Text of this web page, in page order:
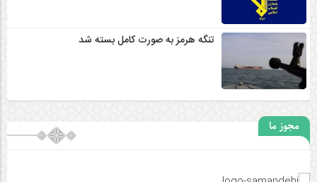
تنگه هرمز به صورت کامل بسته شد
مجوز ما